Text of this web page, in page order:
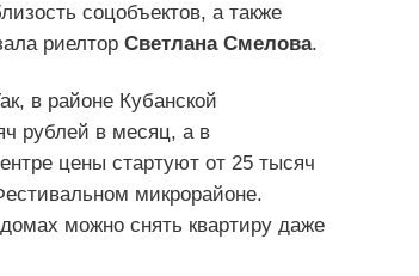
соцобъектов, а также
риелтор Светлана Смелова.
в районе Кубанской
рублей в месяц, а в
цены стартуют от 25 тысяч
микрорайоне.
можно снять квартиру даже